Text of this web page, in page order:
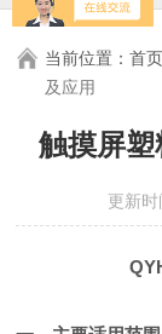
当前位置：首页
及应用
触摸屏塑
更新